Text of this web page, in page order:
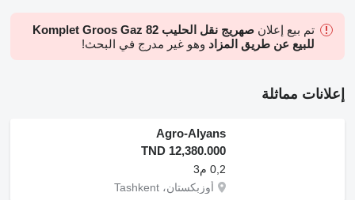
تم بيع إعلان
صهريج نقل الحليب Komplet Groos Gaz 82
للبيع عن طريق المزاد وهو غير مدرج في البحث!
إعلانات مماثلة
Agro-Alyans
TND 12,380.000
0,2 م3
أوزبكستان، Tashkent